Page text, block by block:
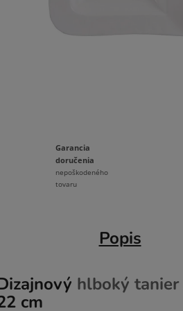
Garancia
doručenia
nepoškodeného
tovaru
Popis
hlboký tanier
cm